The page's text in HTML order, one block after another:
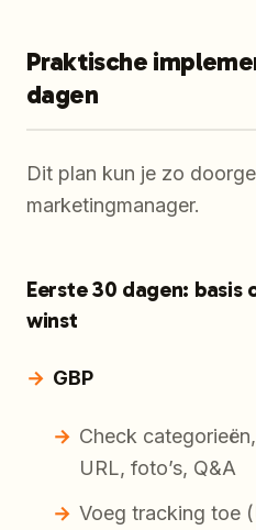
Praktische
dagen
Dit plan kun je zo
marketingmanager.
Eerste 30 dagen: basis
winst
GBP
Check
URL, foto’s, Q&A
Voeg tracking toe